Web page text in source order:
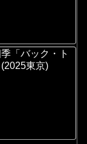
「バック・ト
東京)